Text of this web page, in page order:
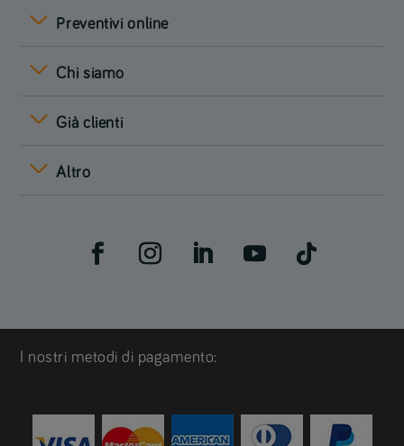
Preventivi online
Chi siamo
Già clienti
Altro
I nostri metodi di pagamento: